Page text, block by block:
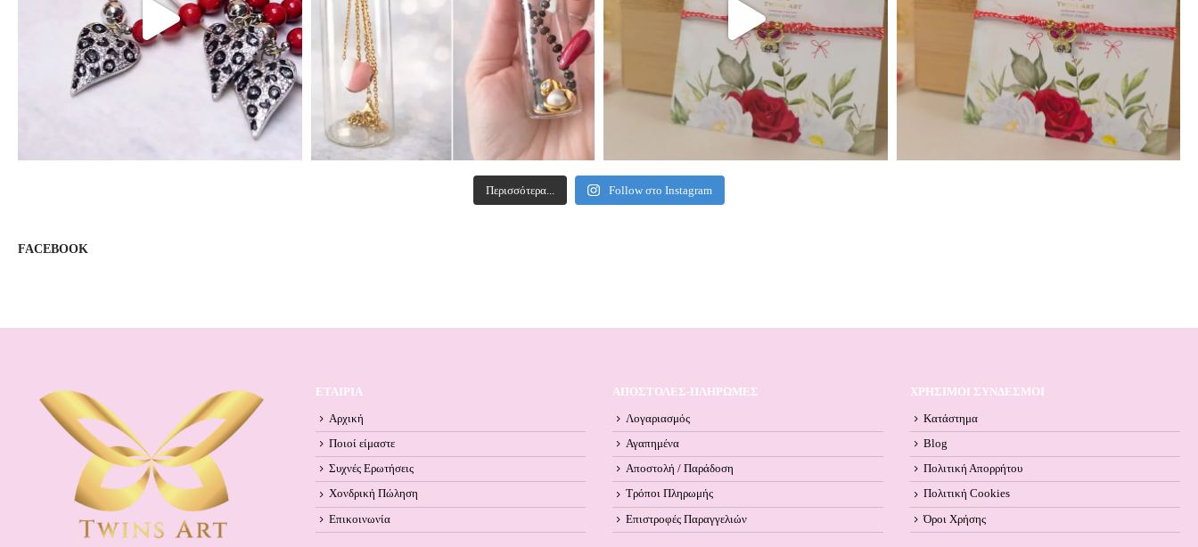
Περισσότερα... Follow στο Instagram
FACEBOOK
ΕΤΑΙΡΙΑ
Αρχική
Ποιοί είμαστε
Συχνές Ερωτήσεις
Χονδρική Πώληση
Επικοινωνία
ΑΠΟΣΤΟΛΕΣ-ΠΛΗΡΩΜΕΣ
Λογαριασμός
Αγαπημένα
Αποστολή / Παράδοση
Τρόποι Πληρωμής
Επιστροφές Παραγγελιών
ΧΡΗΣΙΜΟΙ ΣΥΝΔΕΣΜΟΙ
Κατάστημα
Blog
Πολιτική Απορρήτου
Πολιτική Cookies
Όροι Xρήσης